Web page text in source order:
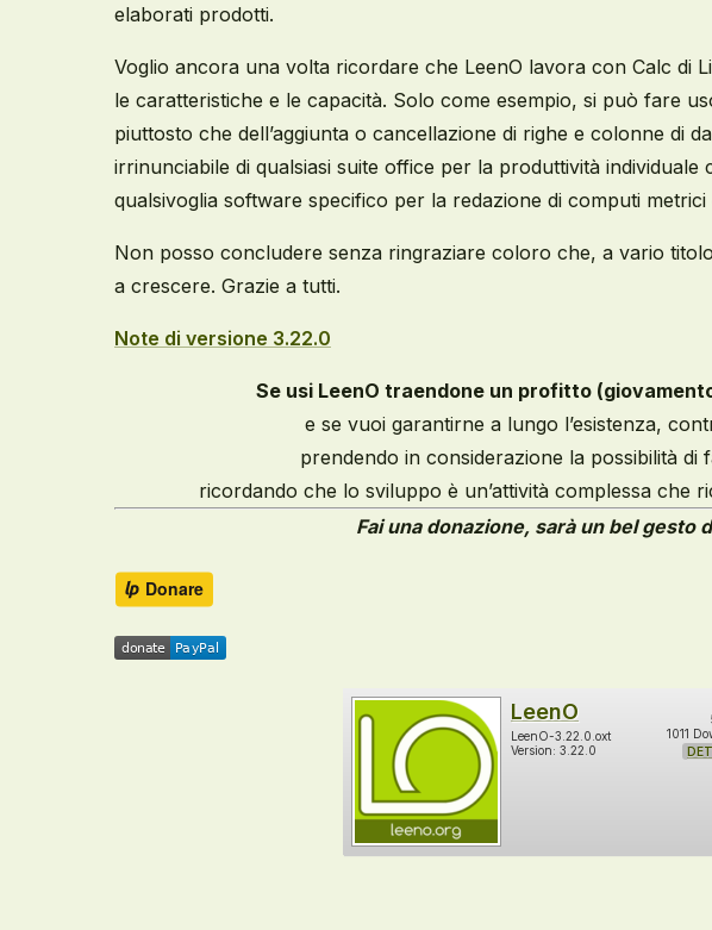
elaborati prodotti.
Voglio ancora una volta ricordare che LeenO lavora con Calc di
le caratteristiche e le capacità. Solo come esempio, si può fare
piuttosto che dell’aggiunta o cancellazione di righe e colonne di
irrinunciabile di qualsiasi suite office per la produttività
qualsivoglia software specifico per la redazione di computi
Non posso concludere senza ringraziare coloro che, a vario
a crescere. Grazie a tutti.
Note di versione 3.22.0
Se usi LeenO traendone un profitto
e se vuoi garantirne a lungo l’esistenza,
prendendo in considerazione la possibilità di
ricordando che lo sviluppo è un’attività complessa che
Fai una donazione, sarà un bel gesto
LeenO
LeenO-3.22.0.oxt
Version: 3.22.0
1011